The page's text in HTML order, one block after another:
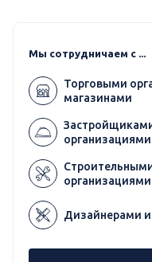
Мы сотрудничаем с ...
Торговыми
магазинами
организациями
организациями
Дизайнерами